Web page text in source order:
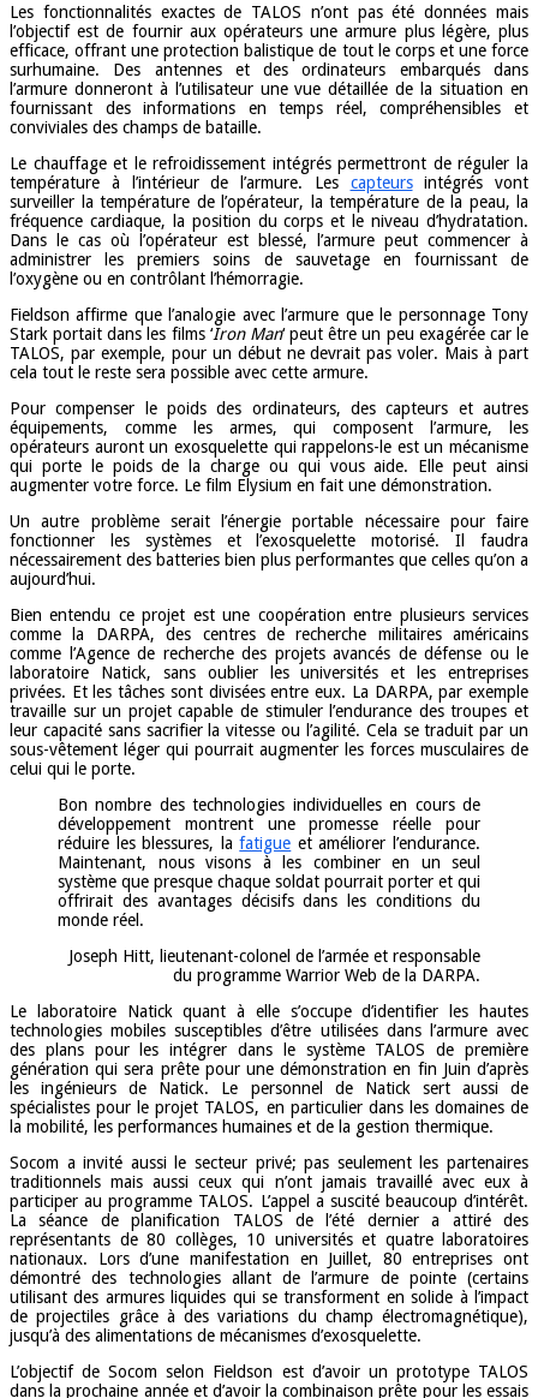
Les fonctionnalités exactes de TALOS n’ont pas été données mais
l’objectif est de fournir aux opérateurs une armure plus légère, plus
efficace, offrant une protection balistique de tout le corps et une force
surhumaine. Des antennes et des ordinateurs embarqués dans
l’armure donneront à l’utilisateur une vue détaillée de la situation en
fournissant des informations en temps réel, compréhensibles et
conviviales des champs de bataille.
Le chauffage et le refroidissement intégrés permettront de réguler la
température à l’intérieur de l’armure. Les capteursintégrés vont
surveiller la température de l’opérateur, la température de la peau, la
fréquence cardiaque, la position du corps et le niveau d’hydratation.
Dans le cas où l’opérateur est blessé, l’armure peut commencer à
administrer les premiers soins de sauvetage en fournissant de
l’oxygène ou en contrôlant l’hémorragie.
Fieldson affirme que l’analogie avec l’armure que le personnage Tony
Stark portait dans les films ‘Iron Man‘ peut être un peu exagérée car le
TALOS, par exemple, pour un début ne devrait pas voler. Mais à part
cela tout le reste sera possible avec cette armure.
Pour compenser le poids des ordinateurs, des capteurs et autres
équipements, comme les armes, qui composent l’armure, les
opérateurs auront un exosquelette qui rappelons-le est un mécanisme
qui porte le poids de la charge ou qui vous aide. Elle peut ainsi
augmenter votre force. Le film Elysium en fait une démonstration.
Un autre problème serait l’énergie portable nécessaire pour faire
fonctionner les systèmes et l’exosquelette motorisé. Il faudra
nécessairement des batteries bien plus performantes que celles qu’on a
aujourd’hui.
Bien entendu ce projet est une coopération entre plusieurs services
comme la DARPA, des centres de recherche militaires américains
comme l’Agence de recherche des projets avancés de défense ou le
laboratoire Natick, sans oublier les universités et les entreprises
privées. Et les tâches sont divisées entre eux. La DARPA, par exemple
travaille sur un projet capable de stimuler l’endurance des troupes et
leur capacité sans sacrifier la vitesse ou l’agilité. Cela se traduit par un
sous-vêtement léger qui pourrait augmenter les forces musculaires de
celui qui le porte.
Bon nombre des technologies individuelles en cours de
développement montrent une promesse réelle pour
réduire les blessures, lafatigue et améliorer l’endurance.
Maintenant, nous visons à les combiner en un seul
système que presque chaque soldat pourrait porter et qui
offrirait des avantages décisifs dans les conditions du
monde réel.
Joseph Hitt, lieutenant-colonel de l’armée et responsable
du programme Warrior Web de la DARPA.
Le laboratoire Natick quant à elle s’occupe d’identifier les hautes
technologies mobiles susceptibles d’être utilisées dans l’armure avec
des plans pour les intégrer dans le système TALOS de première
génération qui sera prête pour une démonstration en fin Juin d’après
les ingénieurs de Natick. Le personnel de Natick sert aussi de
spécialistes pour le projet TALOS, en particulier dans les domaines de
la mobilité, les performances humaines et de la gestion thermique.
Socom a invité aussi le secteur privé; pas seulement les partenaires
traditionnels mais aussi ceux qui n’ont jamais travaillé avec eux à
participer au programme TALOS. L’appel a suscité beaucoup d’intérêt.
La séance de planification TALOS de l’été dernier a attiré des
représentants de 80 collèges, 10 universités et quatre laboratoires
nationaux. Lors d’une manifestation en Juillet, 80 entreprises ont
démontré des technologies allant de l’armure de pointe (certains
utilisant des armures liquides qui se transforment en solide à l’impact
de projectiles grâce à des variations du champ électromagnétique),
jusqu’à des alimentations de mécanismes d’exosquelette.
L’objectif de Socom selon Fieldson est d’avoir un prototype TALOS
dans la prochaine année et d’avoir la combinaison prête pour les essais